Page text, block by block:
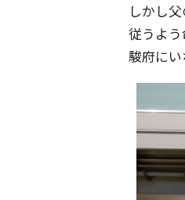
しかし
従うよ
駿府にい